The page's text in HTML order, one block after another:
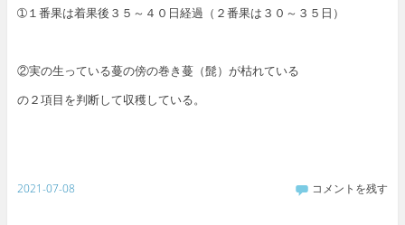
➀１番果は着果後３５～４０日経過（２番果は３０～３５日）
②実の生っている蔓の傍の巻き蔓（髭）が枯れている
の２項目を判断して収穫している。
2021-07-08 コメントを残す